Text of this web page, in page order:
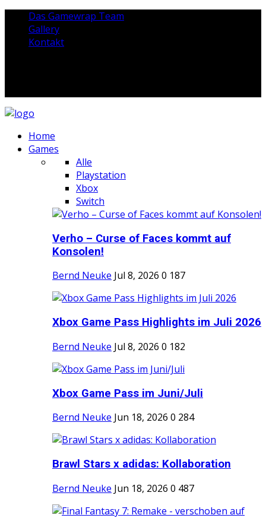
Das Gamewrap Team
Gallery
Kontakt
Home
Games
Alle
Playstation
Xbox
Switch
Verho – Curse of Faces kommt auf
Konsolen!
Bernd Neuke Jul 8, 2026 0 187
Xbox Game Pass Highlights im Juli 2026
Bernd Neuke Jul 8, 2026 0 182
Xbox Game Pass im Juni/Juli
Bernd Neuke Jun 18, 2026 0 284
Brawl Stars x adidas: Kollaboration
Bernd Neuke Jun 18, 2026 0 487